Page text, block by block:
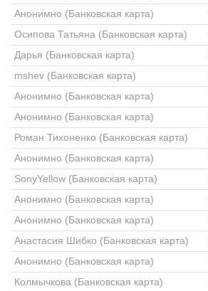
Анонимно (Банковская карта)
Осипова Татьяна (Банковская карта)
Дарья (Банковская карта)
mshev (Банковская карта)
Анонимно (Банковская карта)
Анонимно (Банковская карта)
Роман Тихоненко (Банковская карта)
Анонимно (Банковская карта)
SonyYellow (Банковская карта)
Анонимно (Банковская карта)
Анонимно (Банковская карта)
Анастасия Шибко (Банковская карта)
Анонимно (Банковская карта)
Колмычкова (Банковская карта)